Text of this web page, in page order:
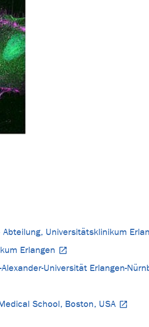
Universitätsklinikum
Erlangen
Universität Erlangen-
School, Boston, USA